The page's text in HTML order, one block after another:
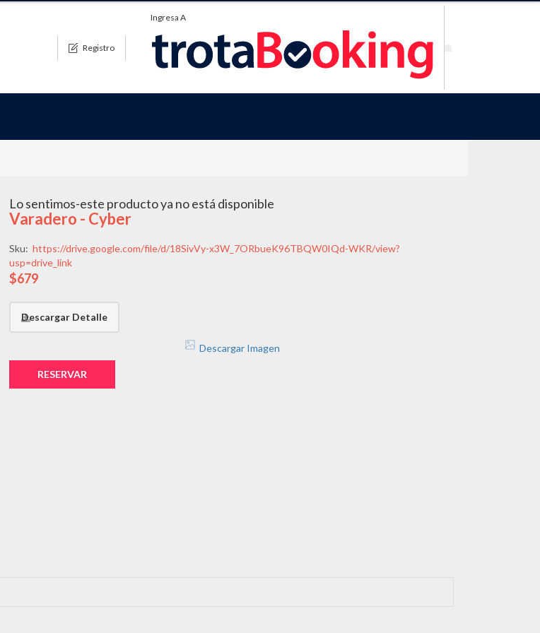
Registro
Ingresa A
Lo sentimos-este producto ya no está disponible
Varadero - Cyber
Sku: https://drive.google.com/file/d/18SivVy-x3W_7ORbueK96TBQW0IQd-WKR/view?
usp=drive_link
$679
Descargar Detalle
Descargar Imagen
RESERVAR